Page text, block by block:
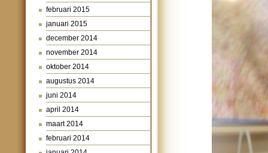
februari 2015
januari 2015
december 2014
november 2014
oktober 2014
augustus 2014
juni 2014
april 2014
maart 2014
februari 2014